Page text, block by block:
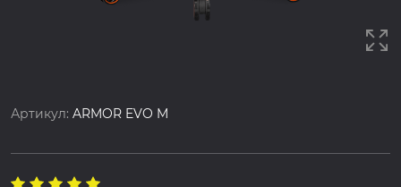
Артикул:ARMOR EVO M